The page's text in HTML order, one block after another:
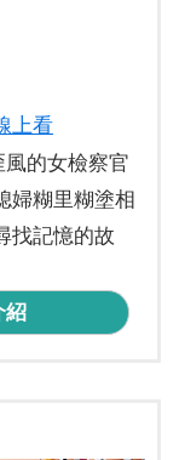
上看
的女檢察官
婦糊里糊塗相
找記憶的故
紹